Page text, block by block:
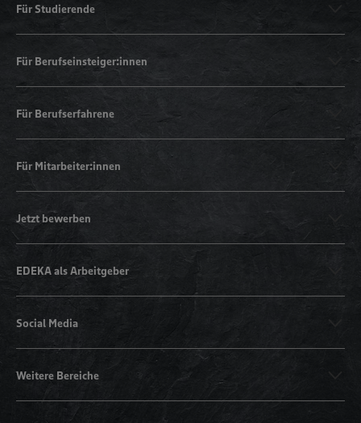
Für Studierende
Für Berufseinsteiger:innen
Für Berufserfahrene
Für Mitarbeiter:innen
Jetzt bewerben
EDEKA als Arbeitgeber
Social Media
Weitere Bereiche